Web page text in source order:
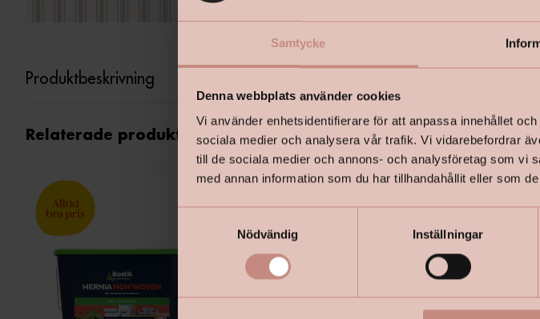
Samtycke
Denna webbplats använder cookies
Vi använder enhetsidentifierare för att anpassa innehållet
sociala medier och analysera vår trafik. Vi vidarebefordrar
till de sociala medier och annons- och analysföretag som vi
med annan information som du har tillhandahållit eller som
m
Nödvändig Inställningar
Produktbeskrivning
Relaterade produkter